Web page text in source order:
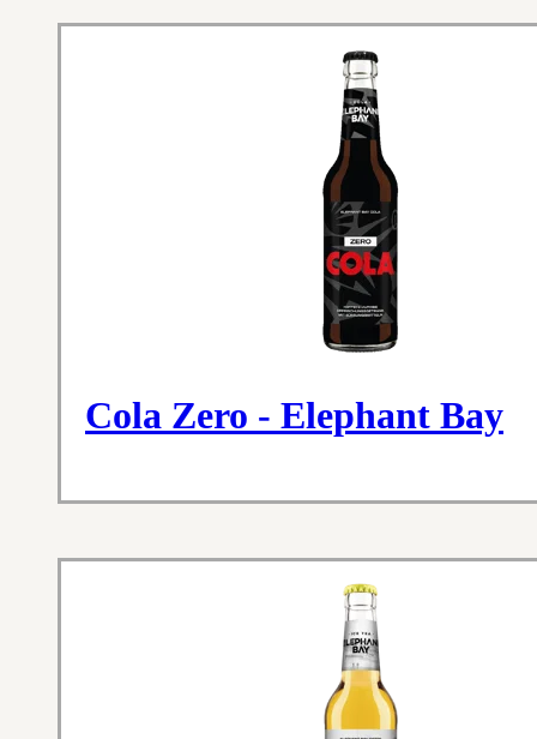
Cola Zero - Elephant Bay